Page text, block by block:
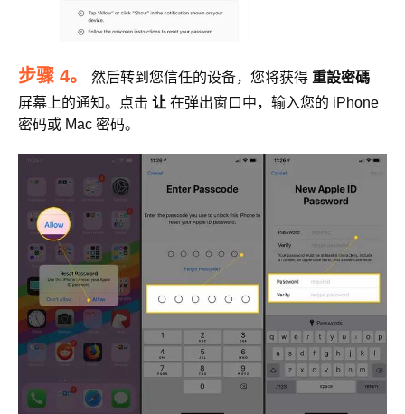
步骤 4。 然后转到您信任的设备，您将获得 重設密碼
屏幕上的通知。点击 让 在弹出窗口中，输入您的 iPhone
密码或 Mac 密码。